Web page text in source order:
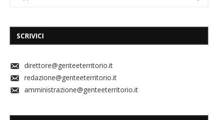
SCRIVICI
direttore@genteeterritorio.it
redazione@genteeterritorio.it
amministrazione@genteeterritorio.it